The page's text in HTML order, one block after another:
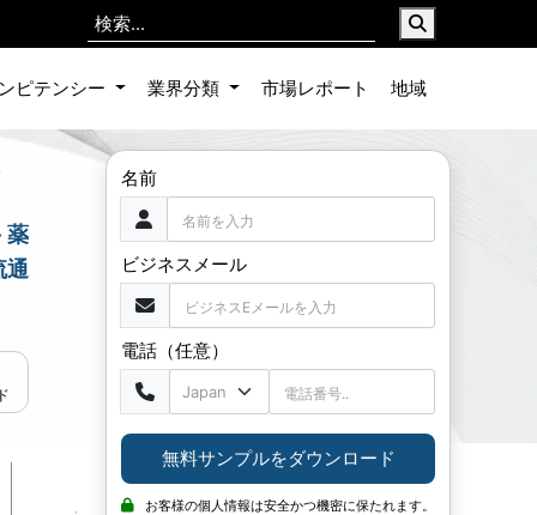
ピテンシー 業界分類 市場レポート 地域
薬
通
名前
ビジネスメール
電話（任意）
無料サンプルをダウンロード
お客様の個人情報は安全かつ機密に保たれます。